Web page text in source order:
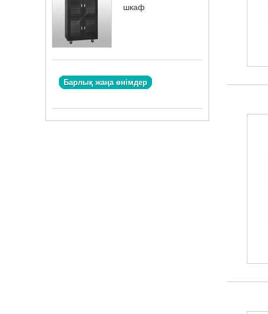
шкаф
Барлық жаңа өнімдер